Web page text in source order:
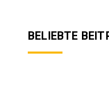
BELIEBTE